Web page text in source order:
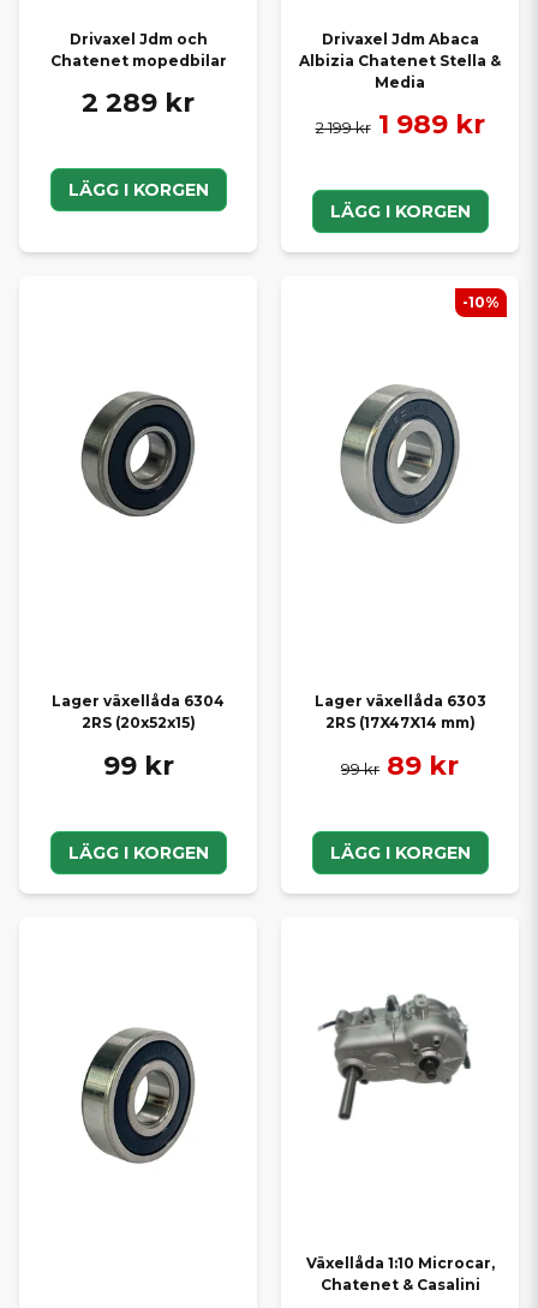
Drivaxel Jdm och
Chatenet mopedbilar
2 289 kr
LÄGG I KORGEN
Drivaxel Jdm Abaca
Albizia Chatenet Stella &
Media
2 199 kr 1 989 kr
LÄGG I KORGEN
Lager växellåda 6304
2RS (20x52x15)
99 kr
LÄGG I KORGEN
Lager växellåda 6303
2RS (17X47X14 mm)
99 kr 89 kr
LÄGG I KORGEN
-10%
Växellåda 1:10 Microcar,
Chatenet & Casalini